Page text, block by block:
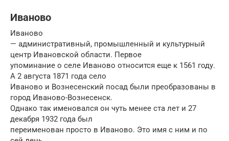
Иваново
Иваново
— административный, промышленный и культурный
центр Ивановской области. Первое
упоминание о селе Иваново относится еще к 1561 году.
А 2 августа 1871 года село
Иваново и Вознесенский посад были преобразованы в
город Иваново-Вознесенск.
Однако так именовался он чуть менее ста лет и 27
декабря 1932 года был
переименован просто в Иваново. Это имя с ним и по